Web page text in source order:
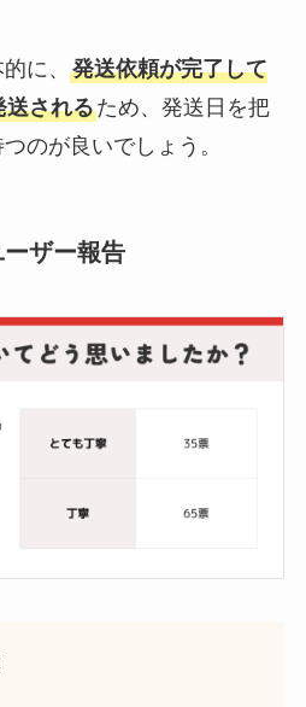
に、 発送依頼が完了して
送されるため、発送日を把
のが良いでしょう。
ザー報告